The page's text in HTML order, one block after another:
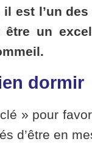
est l’un
un
dormir
» pour
d’être en